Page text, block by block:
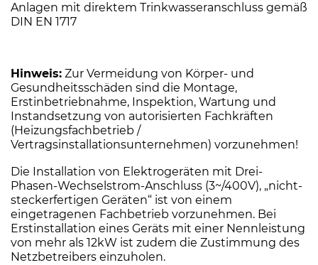
Anlagen mit direktem Trinkwasseranschluss gemäß
DIN EN 1717
Hinweis: Zur Vermeidung von Körper- und
Gesundheitsschäden sind die Montage,
Erstinbetriebnahme, Inspektion, Wartung und
Instandsetzung von autorisierten Fachkräften
(Heizungsfachbetrieb /
Vertragsinstallationsunternehmen) vorzunehmen!
Die Installation von Elektrogeräten mit Drei-
Phasen-Wechselstrom-Anschluss (3~/400V), „nicht-
steckerfertigen Geräten“ ist von einem
eingetragenen Fachbetrieb vorzunehmen. Bei
Erstinstallation eines Geräts mit einer Nennleistung
von mehr als 12kW ist zudem die Zustimmung des
Netzbetreibers einzuholen.